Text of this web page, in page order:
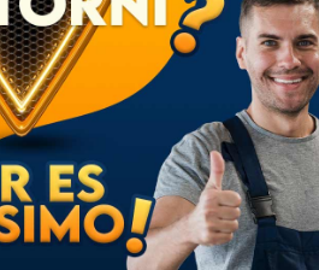
CINTA DUCTO
12588 (CINTA
SKU.... 43485045
DESCRIPCION...
ESPECIFICACIONES
Cinta para ductos de 19
Polietileno forzado con